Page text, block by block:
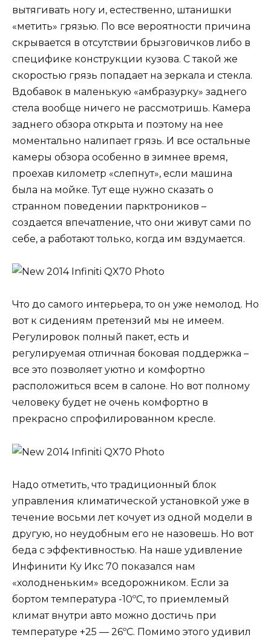
вытягивать ногу и, естественно, штанишки
«метить» грязью. По все вероятности причина
скрывается в отсутствии брызговичков либо в
специфике конструкции кузова. С такой же
скоростью грязь попадает на зеркала и стекла.
Вдобавок в маленькую «амбразурку» заднего
стела вообще ничего не рассмотришь. Камера
заднего обзора открыта и поэтому на нее
моментально налипает грязь. И все остальные
камеры обзора особенно в зимнее время,
проехав километр «слепнут», если машина
была на мойке. Тут еще нужно сказать о
странном поведении парктроников –
создается впечатление, что они живут сами по
себе, а работают только, когда им вздумается.
Что до самого интерьера, то он уже немолод. Но
вот к сидениям претензий мы не имеем.
Регулировок полный пакет, есть и
регулируемая отличная боковая поддержка –
все это позволяет уютно и комфортно
расположиться всем в салоне. Но вот полному
человеку будет не очень комфортно в
прекрасно спрофилированном кресле.
Надо отметить, что традиционный блок
управления климатической установкой уже в
течение восьми лет кочует из одной модели в
другую, но неудобным его не назовешь. Но вот
беда с эффективностью. На наше удивление
Инфинити Ку Икс 70 показался нам
«холодненьким» вседорожником. Если за
бортом температура -10ºC, то приемлемый
климат внутри авто можно достичь при
температуре +25 — 26ºC. Помимо этого удивил